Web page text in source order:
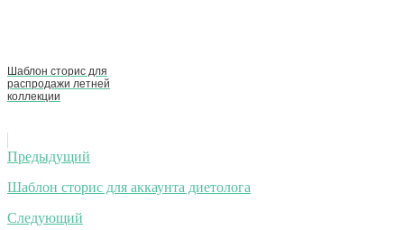
Шаблон сторис для
распродажи летней
коллекции
Навигация
по
записям
Предыдущий
Шаблон сторис для аккаунта диетолога
Следующий